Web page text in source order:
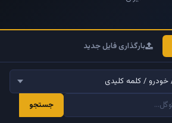
بارگذاری فایل جدید
جستجو